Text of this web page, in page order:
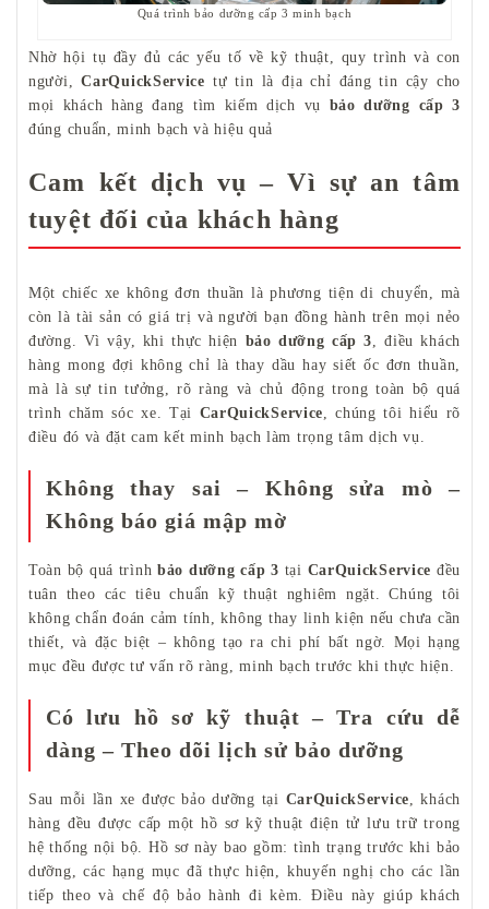
Quá trình bảo dưỡng cấp 3 minh bạch
Nhờ hội tụ đầy đủ các yếu tố về kỹ thuật, quy trình và con
người,CarQuickService tự tin là địa chỉ đáng tin cậy cho
mọi khách hàng đang tìm kiếm dịch vụ bảo dưỡng cấp 3
đúng chuẩn, minh bạch và hiệu quả
Cam kết dịch vụ – Vì sự an tâm
tuyệt đối của khách hàng
Một chiếc xe không đơn thuần là phương tiện di chuyển, mà
còn là tài sản có giá trị và người bạn đồng hành trên mọi nẻo
đường. Vì vậy, khi thực hiện bảo dưỡng cấp 3 , điều khách
hàng mong đợi không chỉ là thay dầu hay siết ốc đơn thuần,
mà là sự tin tưởng, rõ ràng và chủ động trong toàn bộ quá
trình chăm sóc xe. Tại CarQuickService , chúng tôi hiểu rõ
điều đó và đặt cam kết minh bạch làm trọng tâm dịch vụ.
Không thay sai – Không sửa mò –
Không báo giá mập mờ
Toàn bộ quá trìnhbảo dưỡng cấp 3 tại CarQuickService đều
tuân theo các tiêu chuẩn kỹ thuật nghiêm ngặt. Chúng tôi
không chẩn đoán cảm tính, không thay linh kiện nếu chưa cần
thiết, và đặc biệt – không tạo ra chi phí bất ngờ. Mọi hạng
mục đều được tư vấn rõ ràng, minh bạch trước khi thực hiện.
Có lưu hồ sơ kỹ thuật – Tra cứu dễ
dàng – Theo dõi lịch sử bảo dưỡng
Sau mỗi lần xe được bảo dưỡng tại CarQuickService , khách
hàng đều được cấp một hồ sơ kỹ thuật điện tử lưu trữ trong
hệ thống nội bộ. Hồ sơ này bao gồm: tình trạng trước khi bảo
dưỡng, các hạng mục đã thực hiện, khuyến nghị cho các lần
tiếp theo và chế độ bảo hành đi kèm. Điều này giúp khách